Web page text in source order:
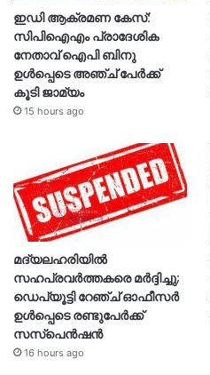
ഇഡി ആക്രമണ കേസ്:
സിപിഐഎം പ്രാദേശിക
നേതാവ് ഐപി ബിനു
ഉൾപ്പെടെ അഞ്ച് പേർക്ക്
കൂടി ജാമ്യം
15 hours ago
മദ്യലഹരിയിൽ
സഹപ്രവർത്തകരെ മർദ്ദിച്ചു;
ഡെപ്യൂട്ടി റേഞ്ച് ഓഫീസർ
ഉൾപ്പെടെ രണ്ടുപേർക്ക്
സസ്‌പെൻഷൻ
16 hours ago